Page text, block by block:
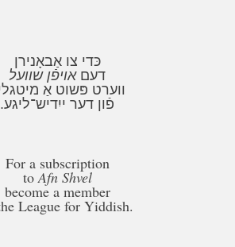
כּדי צו אַבאָנירן
דעםאויפֿן שוועל
ווערט פּשוט אַ
פֿון דער ייִדיש־ליגע.
For a subscription
toAfn Shvel
become a member
League for Yiddish.